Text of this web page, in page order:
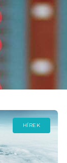
HÍREK